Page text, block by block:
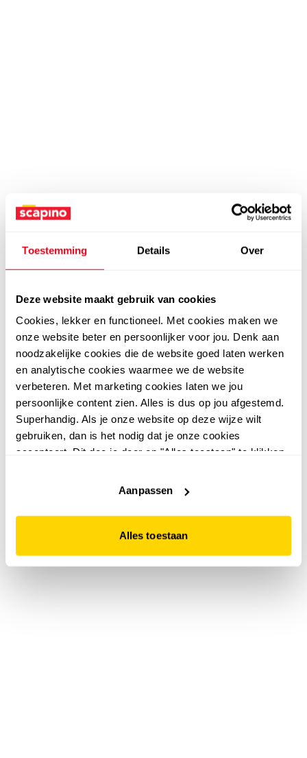
Toestemming Details Over
Deze website maakt gebruik van cookies
Cookies, lekker en functioneel. Met cookies maken we
onze website beter en persoonlijker voor jou. Denk aan
noodzakelijke cookies die de website goed laten werken
en analytische cookies waarmee we de website
verbeteren. Met marketing cookies laten we jou
persoonlijke content zien. Alles is dus op jou afgestemd.
Superhandig. Als je onze website op deze wijze wilt
gebruiken, dan is het nodig dat je onze cookies
accepteert. Dit doe je door op "Alles toestaan" te klikken.
website niet optimaal functioneert.
Aanpassen
Alles toestaan